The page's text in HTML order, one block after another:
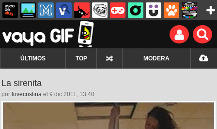
ÚLTIMOS TOP MODERA
La sirenita
por lovecristina el 9 dic 2011, 13:40